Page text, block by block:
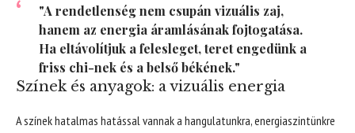
"A rendetlenség nem csupán vizuális zaj,
hanem az energia áramlásának fojtogatása.
Ha eltávolítjuk a felesleget, teret engedünk a
friss chi-nek és a belső békének."
Színek és anyagok: a vizuális energia
A színek hatalmas hatással vannak a hangulatunkra, energiaszintünkre